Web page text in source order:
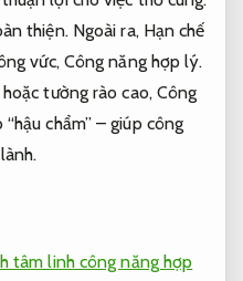
thiện. Ngoài ra, Hạn chế
vức, Công năng hợp lý.
tường rào cao, Công
chẩm” – giúp công
tâm linh công năng hợp